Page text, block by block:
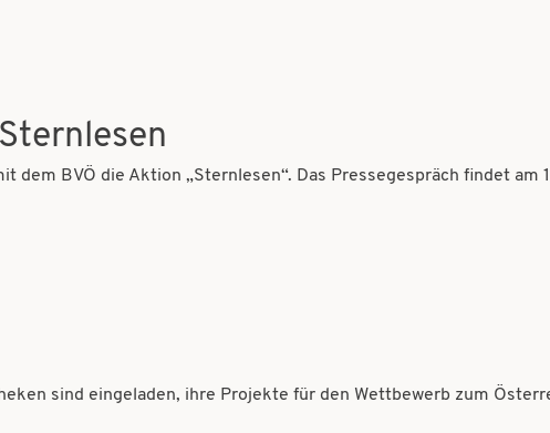
dem BVÖ die Aktion „Sternlesen“. Das Pressegespräch findet am
sind eingeladen, ihre Projekte für den Wettbewerb zum